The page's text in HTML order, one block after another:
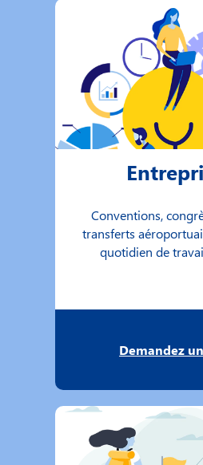
Conventions,
transferts
quotidien de
Demandez